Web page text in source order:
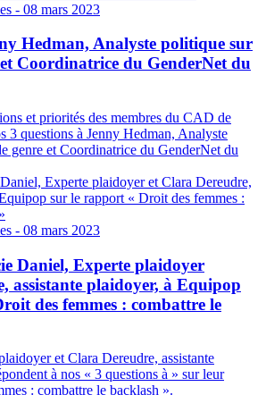
- 08 mars 2023
Hedman, Analyste politique sur
et Coordinatrice du GenderNet du
et priorités des membres du CAD de
3 questions à Jenny Hedman, Analyste
genre et Coordinatrice du GenderNet du
- 08 mars 2023
Daniel, Experte plaidoyer
assistante plaidoyer, à Equipop
des femmes : combattre le
et Clara Dereudre, assistante
à nos « 3 questions à » sur leur
: combattre le backlash ».